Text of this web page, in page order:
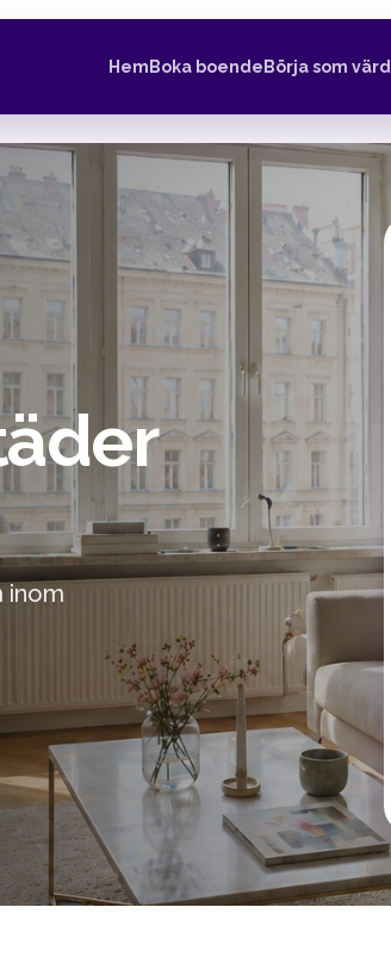
Hem Boka boende Börja som värd
inom